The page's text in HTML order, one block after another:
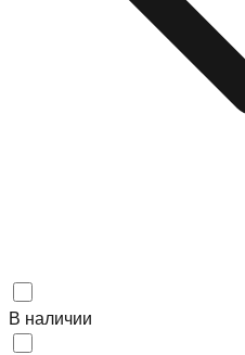
В наличии